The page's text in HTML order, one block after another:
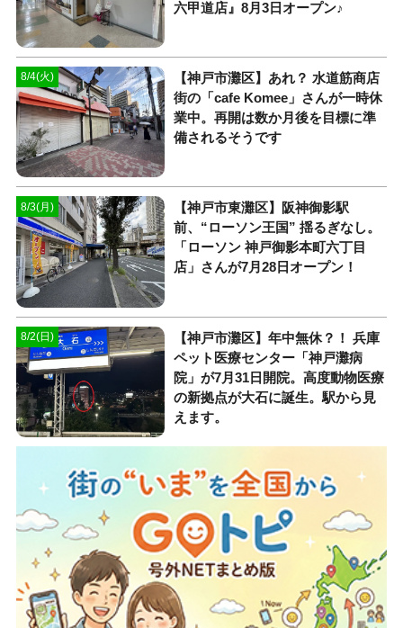
六甲道店』8月3日オープン♪
8/4(火)
【神戸市灘区】あれ？ 水道筋商店
街の「cafe Komee」さんが一時休
業中。再開は数か月後を目標に準
備されるそうです
8/3(月)
【神戸市東灘区】阪神御影駅
前、“ローソン王国” 揺るぎなし。
「ローソン 神戸御影本町六丁目
店」さんが7月28日オープン！
8/2(日)
【神戸市灘区】年中無休？！ 兵庫
ペット医療センター「神戸灘病
院」が7月31日開院。高度動物医療
の新拠点が大石に誕生。駅から見
えます。